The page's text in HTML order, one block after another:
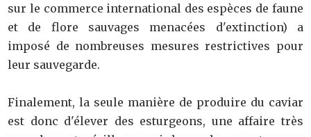
sur le commerce international des espèces de faune
et de flore sauvages menacées d'extinction) a
imposé de nombreuses mesures restrictives pour
leur sauvegarde.
Finalement, la seule manière de produire du caviar
est donc d'élever des esturgeons, une affaire très